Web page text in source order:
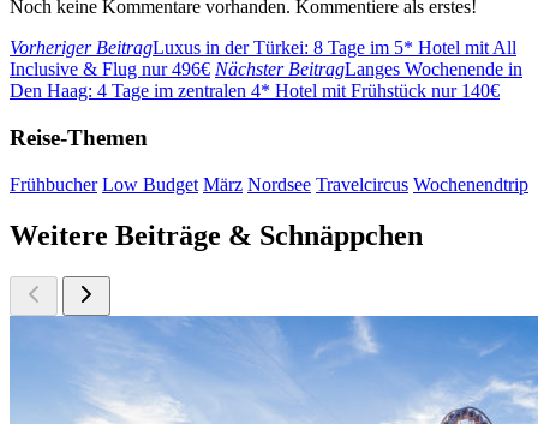
Noch keine Kommentare vorhanden. Kommentiere als erstes!
Vorheriger BeitragLuxus in der Türkei: 8 Tage im 5* Hotel mit All
Inclusive & Flug nur 496€ Nächster BeitragLanges Wochenende in
Den Haag: 4 Tage im zentralen 4* Hotel mit Frühstück nur 140€
Reise-Themen
Frühbucher Low Budget März Nordsee Travelcircus Wochenendtrip
Weitere Beiträge & Schnäppchen